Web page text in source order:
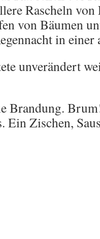
Rascheln
von Bäumen
in einer
unverändert
Brandung.
Ein Zischen,